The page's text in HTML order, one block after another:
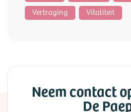
Vertraging
Vitaliteit
Neem contact
De